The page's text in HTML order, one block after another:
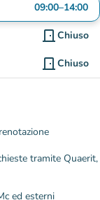
09:00–14:00
door_front Chiuso
door_front Chiuso
tramite Quaerit,
ed esterni